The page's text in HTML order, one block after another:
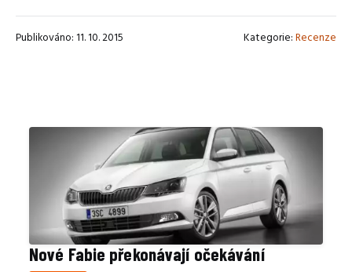
Publikováno: 11. 10. 2015 Kategorie:Recenze
Nové Fabie překonávají očekávání